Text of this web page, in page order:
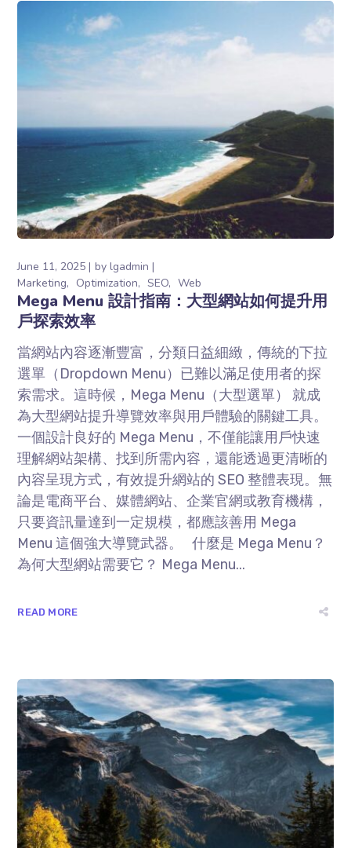
June 11, 2025 bylgadmin
Marketing
Optimization SEO Web
Mega Menu 設計指南：大型網站如何提升用
戶探索效率
當網站內容逐漸豐富，分類日益細緻，傳統的下拉
選單（Dropdown Menu）已難以滿足使用者的探
索需求。這時候，Mega Menu（大型選單） 就成
為大型網站提升導覽效率與用戶體驗的關鍵工具。
一個設計良好的 Mega Menu，不僅能讓用戶快速
理解網站架構、找到所需內容，還能透過更清晰的
內容呈現方式，有效提升網站的 SEO 整體表現。無
論是電商平台、媒體網站、企業官網或教育機構，
只要資訊量達到一定規模，都應該善用 Mega
Menu 這個強大導覽武器。 什麼是 Mega Menu？
為何大型網站需要它？ Mega Menu...
READ MORE